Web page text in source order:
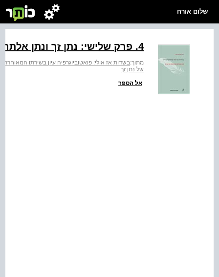
שלום אורח
4. פרק שלישי: נתן זך ונתן אלתרמן: מפגש פואטוביוגרפי בחולות
מתוך:בשדות אז אולי: פואטוביוגרפיה עיון בשירתו המאוחרת
של נתן זך
אל הספר